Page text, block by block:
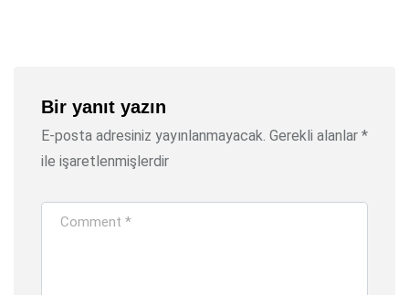
Bir yanıt yazın
E-posta adresiniz yayınlanmayacak. Gerekli alanlar *
ile işaretlenmişlerdir